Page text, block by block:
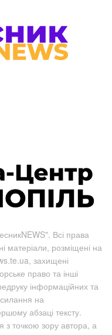
Всі права
матеріали, розміщені на
захищені
право та інші
інформаційних та
на
абзаці тексту.
з точкою зору автора, а